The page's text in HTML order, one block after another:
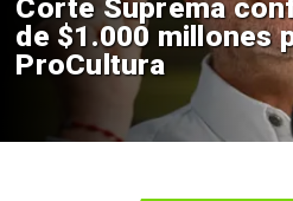
Corte Suprema
de $1.000 millones
ProCultura